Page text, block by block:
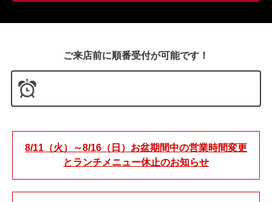
ご来店前に順番受付が可能です！
8/11（火）～8/16（日）お盆期間中の営業時間変更
とランチメニュー休止のお知らせ